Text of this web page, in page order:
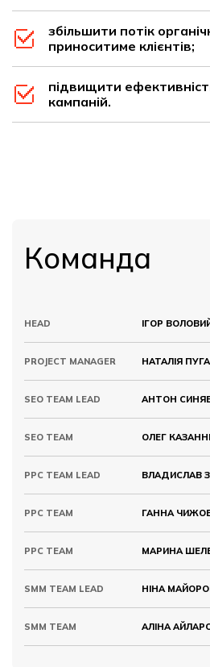
збільшити потік
приноситиме клієнтів;
підвищити
кампаній.
Команда
HEAD ІГОР
PROJECT MANAGER НАТАЛІЯ
SEO TEAM LEAD АНТОН
SEO TEAM ОЛЕГ
PPC TEAM LEAD ВЛАДИСЛАВ
PPC TEAM ГАННА
PPC TEAM МАРИНА
SMM TEAM LEAD НІНА
SMM TEAM АЛІНА